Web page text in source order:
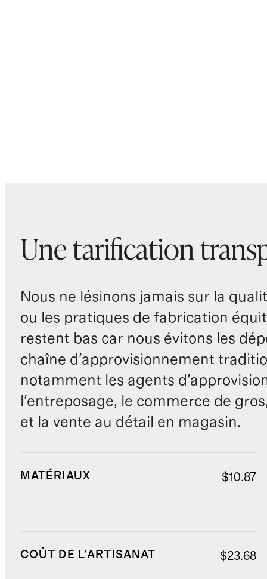
Une tarification
Nous ne lésinons jamais sur la
ou les pratiques de fabrication
restent bas car nous évitons les
chaîne d'approvisionnement
notamment les agents
l'entreposage, le commerce de
et la vente au détail en magasin.
MATÉRIAUX $10.87
COÛT DE L'ARTISANAT $23.68